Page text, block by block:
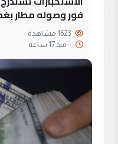
فور وصوله مطار
--منذ 17 ساعة